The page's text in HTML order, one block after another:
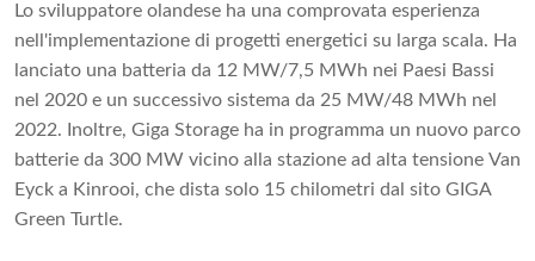
Lo sviluppatore olandese ha una comprovata esperienza
nell'implementazione di progetti energetici su larga scala. Ha
lanciato una batteria da 12 MW/7,5 MWh nei Paesi Bassi
nel 2020 e un successivo sistema da 25 MW/48 MWh nel
2022. Inoltre, Giga Storage ha in programma un nuovo parco
batterie da 300 MW vicino alla stazione ad alta tensione Van
Eyck a Kinrooi, che dista solo 15 chilometri dal sito GIGA
Green Turtle.